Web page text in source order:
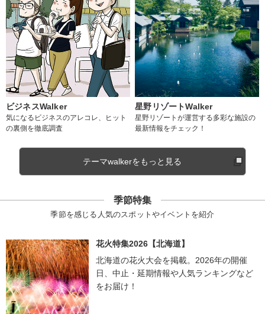
ビジネスWalker
気になるビジネスのアレコレ、ヒット
の裏側を徹底調査
星野リゾートWalker
星野リゾートが運営する多彩な施設の
最新情報をチェック！
テーマwalkerをもっと見る
季節特集
季節を感じる人気のスポットやイベントを紹介
花火特集2026【北海道】
北海道の花火大会を掲載。2026年の開催
日、中止・延期情報や人気ランキングなど
をお届け！